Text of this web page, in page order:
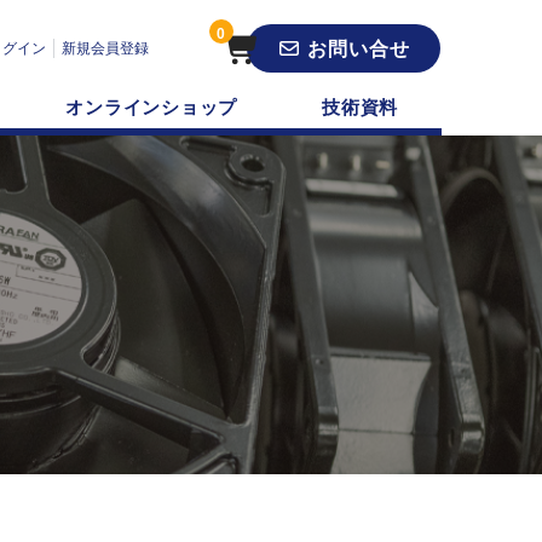
イン 新規会員登録
0
お問い合せ
オンラインショップ 技術資料